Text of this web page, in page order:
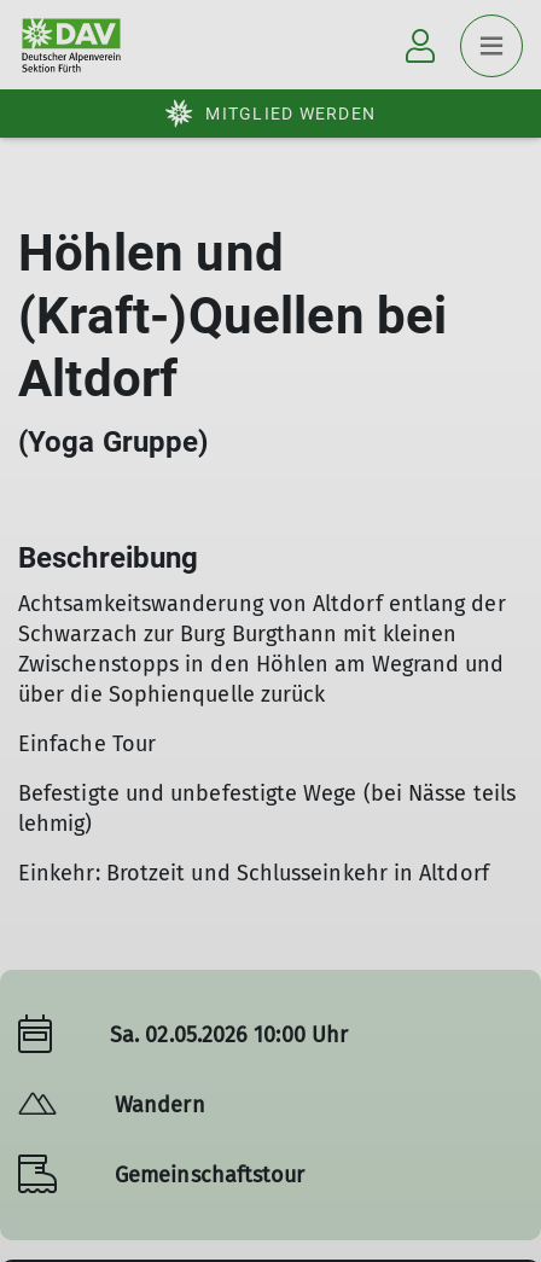
MITGLIED WERDEN
Höhlen und
(Kraft-)Quellen bei
Altdorf
(Yoga Gruppe)
Beschreibung
Achtsamkeitswanderung von Altdorf entlang der
Schwarzach zur Burg Burgthann mit kleinen
Zwischenstopps in den Höhlen am Wegrand und
über die Sophienquelle zurück
Einfache Tour
Befestigte und unbefestigte Wege (bei Nässe teils
lehmig)
Einkehr: Brotzeit und Schlusseinkehr in Altdorf
Sa. 02.05.2026 10:00 Uhr
Wandern
Gemeinschaftstour